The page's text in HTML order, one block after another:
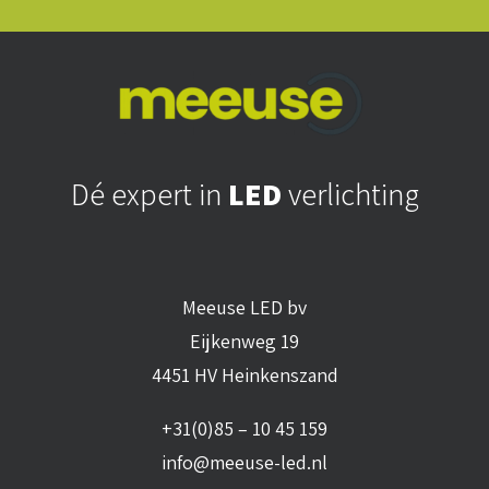
Dé expert in LEDverlichting
Meeuse LED bv
Eijkenweg 19
4451 HV Heinkenszand
+31(0)85 – 10 45 159
info@meeuse-led.nl